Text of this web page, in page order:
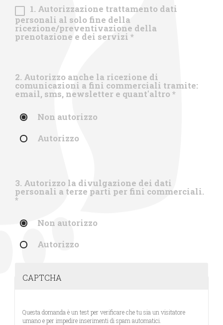
1. Autorizzazione trattamento dati
personali al solo fine della
ricezione/preventivazione della
prenotazione e dei servizi *
2. Autorizzo anche la ricezione di
comunicazioni a fini commerciali tramite:
email, sms, newsletter e quant'altro *
Non autorizzo
Autorizzo
3. Autorizzo la divulgazione dei dati
personali a terze parti per fini commerciali.
*
Non autorizzo
Autorizzo
CAPTCHA
Questa domanda è un test per verificare che tu sia un visitatore
umano e per impedire inserimenti di spam automatici.